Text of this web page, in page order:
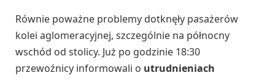
Równie poważne problemy dotknęły pasażerów
kolei aglomeracyjnej, szczególnie na północny
wschód od stolicy. Już po godzinie 18:30
przewoźnicy informowali o utrudnieniach